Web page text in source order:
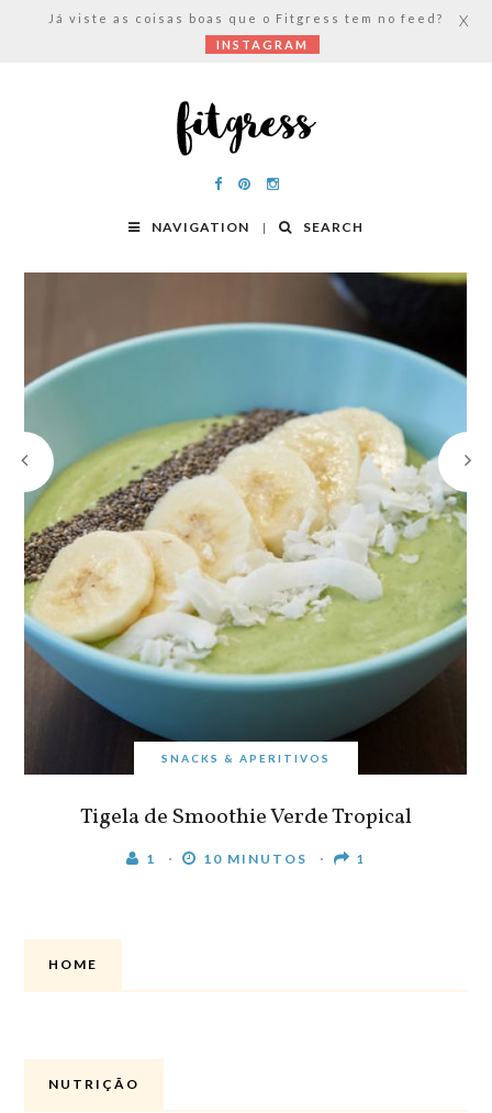
NAVIGATION SEARCH
SNACKS & APERITIVOS
Tigela de Smoothie Verde Tropical
1 10 MINUTOS 1
HOME
NUTRIÇÃO
Já viste as coisas boas que o Fitgress tem no feed?
INSTAGRAM
X